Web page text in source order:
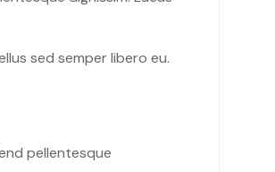
sed semper libero eu.
pellentesque